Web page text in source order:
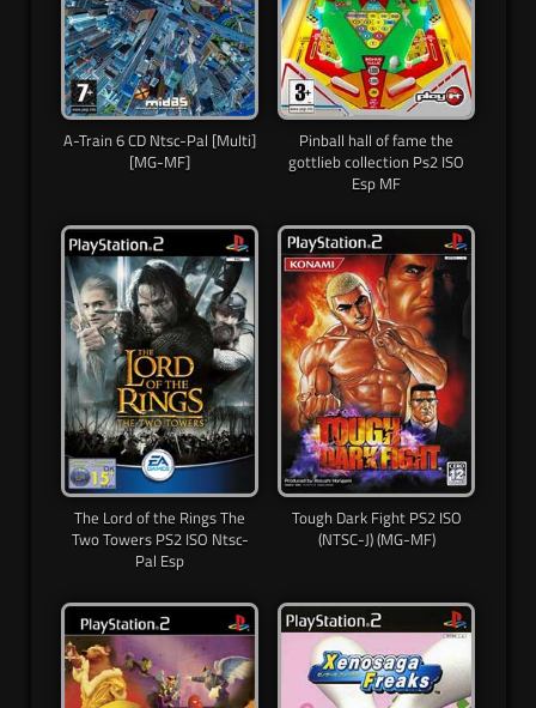
A-Train 6 CD Ntsc-Pal [Multi]
[MG-MF]
Pinball hall of fame the
gottlieb collection Ps2 ISO
Esp MF
The Lord of the Rings The
Two Towers PS2 ISO Ntsc-
Pal Esp
Tough Dark Fight PS2 ISO
(NTSC-J) (MG-MF)